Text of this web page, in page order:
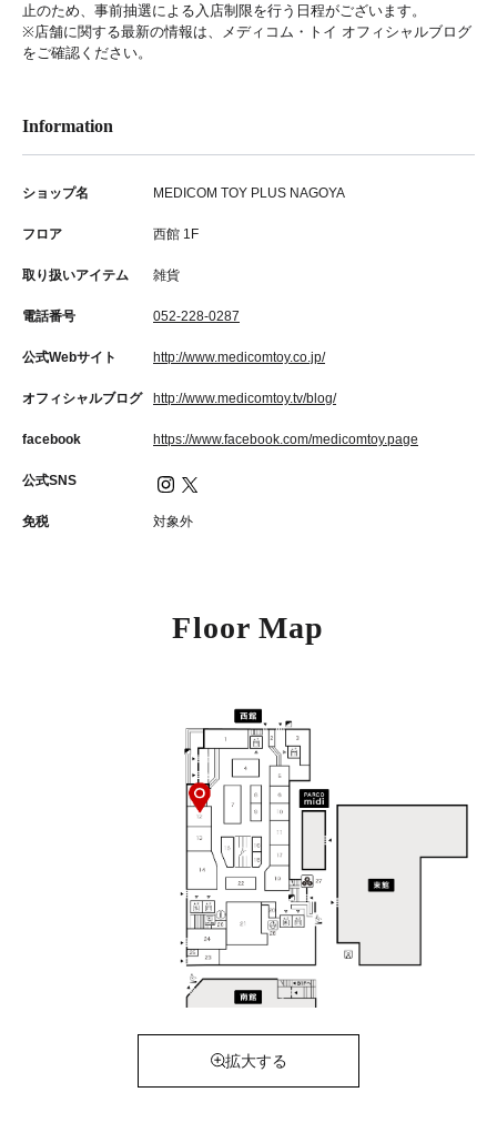
止のため、事前抽選による入店制限を行う日程がございます。
※店舗に関する最新の情報は、メディコム・トイ オフィシャルブログ
をご確認ください。
Information
ショップ名 MEDICOM TOY PLUS NAGOYA
フロア 西館 1F
取り扱いアイテム 雑貨
電話番号 052-228-0287
公式Webサイト http://www.medicomtoy.co.jp/
オフィシャルブログ http://www.medicomtoy.tv/blog/
facebook https://www.facebook.com/medicomtoy.page
公式SNS
免税 対象外
Floor Map
拡大する